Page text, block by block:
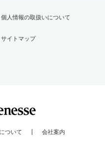
個人情報の取扱いについて
サイトマップ
ついて 会社案内